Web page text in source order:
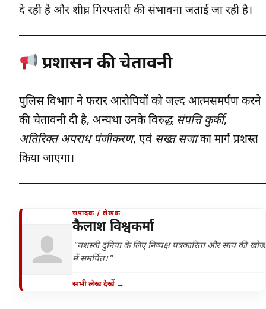
दे रही है और शीघ्र गिरफ्तारी की संभावना जताई जा रही है।
प्रशासन की चेतावनी
पुलिस विभाग ने फरार आरोपियों को जल्द आत्मसमर्पण करने
की चेतावनी दी है, अन्यथा उनके विरुद्ध संपत्ति कुर्की,
अतिरिक्त अपराध पंजीकरण, एवं सख्त सजाका मार्ग प्रशस्त
किया जाएगा।
संपादक / लेखक
कैलाश विश्वकर्मा
"यशस्वी दुनिया के लिए निष्पक्ष पत्रकारिता और सत्य की खोज
में समर्पित।"
सभी लेख देखें →